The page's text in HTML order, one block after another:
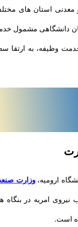
استان های مختلف،
مشمول خدمت
وظیفه، به ارتقا سطح
ارومیه،وزارت صنعت،
امریه در بنگاه های